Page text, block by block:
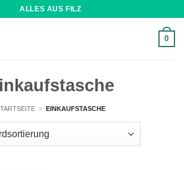
ALLES AUS FILZ
0
» EINKAUFSTASCHE